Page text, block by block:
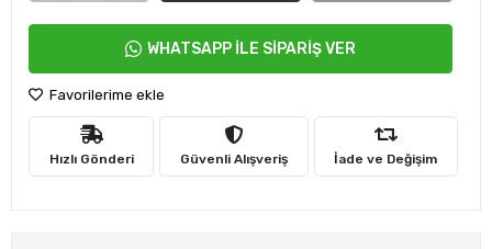
WHATSAPP İLE SİPARİŞ VER
Favorilerime ekle
Hızlı Gönderi Güvenli Alışveriş İade ve Değişim